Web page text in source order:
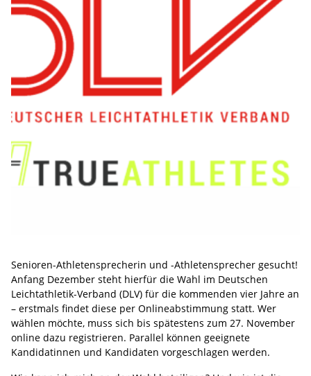
Senioren-Athletensprecherin und -Athletensprecher gesucht!
Anfang Dezember steht hierfür die Wahl im Deutschen
Leichtathletik-Verband (DLV) für die kommenden vier Jahre an
– erstmals findet diese per Onlineabstimmung statt. Wer
wählen möchte, muss sich bis spätestens zum 27. November
online dazu registrieren. Parallel können geeignete
Kandidatinnen und Kandidaten vorgeschlagen werden.